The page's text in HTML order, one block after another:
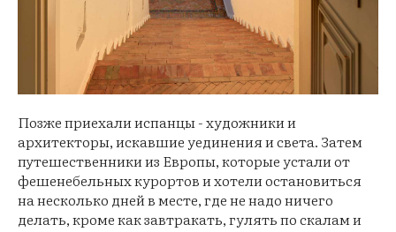
Позже приехали испанцы - художники и
архитекторы, искавшие уединения и света. Затем
путешественники из Европы, которые устали от
фешенебельных курортов и хотели остановиться
на несколько дней в месте, где не надо ничего
делать, кроме как завтракать, гулять по скалам и